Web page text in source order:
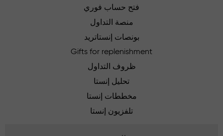
فتح حساب فوري
منصة التداول
بونصات إنستاتريد
Gifts for replenishment
ظروف التداول
تحليل إنستا
مخططات إنستا
تلفزيون إنستا